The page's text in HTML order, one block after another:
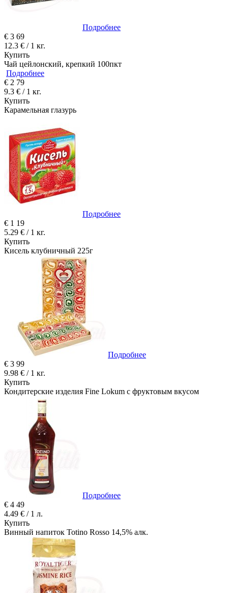
Подробнее
€ 3 69
12.3 € / 1 кг.
Купить
Чай цейлонский, крепкий 100пкт
Подробнее
€ 2 79
9.3 € / 1 кг.
Купить
Карамельная глазурь
Подробнее
€ 1 19
5.29 € / 1 кг.
Купить
Кисель клубничный 225г
Подробнее
€ 3 99
9.98 € / 1 кг.
Купить
Кондитерские изделия Fine Lokum с фруктовым вкусом
Подробнее
€ 4 49
4.49 € / 1 л.
Купить
Винный напиток Totino Rosso 14,5% алк.